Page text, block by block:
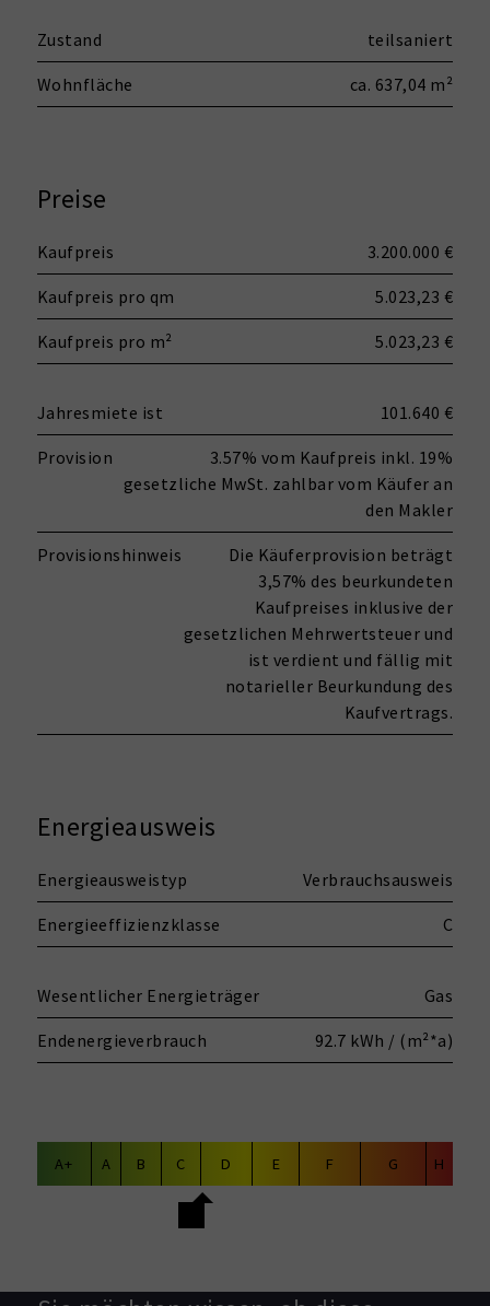
Zustand teilsaniert
Wohnfläche ca. 637,04 m²
Preise
Kaufpreis 3.200.000 €
Kaufpreis pro qm 5.023,23 €
Kaufpreis pro m² 5.023,23 €
Jahresmiete ist 101.640 €
Provision
3.57% vom Kaufpreis inkl. 19%
gesetzliche MwSt. zahlbar vom Käufer an
den Makler
Provisionshinweis
Die Käuferprovision beträgt
3,57% des beurkundeten
Kaufpreises inklusive der
gesetzlichen Mehrwertsteuer und
ist verdient und fällig mit
notarieller Beurkundung des
Kaufvertrags.
Energieausweis
Energieausweistyp Verbrauchsausweis
Energieeffizienzklasse C
Wesentlicher Energieträger Gas
Endenergieverbrauch 92.7 kWh / (m²*a)
A+ A B C D E F G H